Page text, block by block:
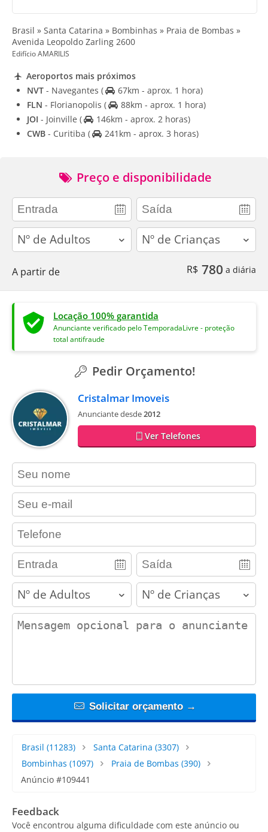
Brasil » Santa Catarina » Bombinhas » Praia de Bombas »
Avenida Leopoldo Zarling 2600
Edifício AMARILIS
Aeroportos mais próximos
NVT - Navegantes (
67km - aprox. 1 hora)
FLN - Florianopolis (
88km - aprox. 1 hora)
JOI - Joinville (
146km - aprox. 2 horas)
CWB - Curitiba ( 241km - aprox. 3 horas)
Preço e disponibilidade
adults children
A partir de R$ 780 a diária
Locação 100% garantida
Anunciante verificado pelo TemporadaLivre - proteção
total antifraude
Pedir Orçamento!
Cristalmar Imoveis
Anunciante desde2012
Ver Telefones
contact_name
contact_email
contact_phone
adults children
contact_message
Solicitar orçamento →
Brasil (11283) Santa Catarina (3307)
Bombinhas (1097) Praia de Bombas (390)
Anúncio #109441
Feedback
Você encontrou alguma dificuldade com este anúncio ou